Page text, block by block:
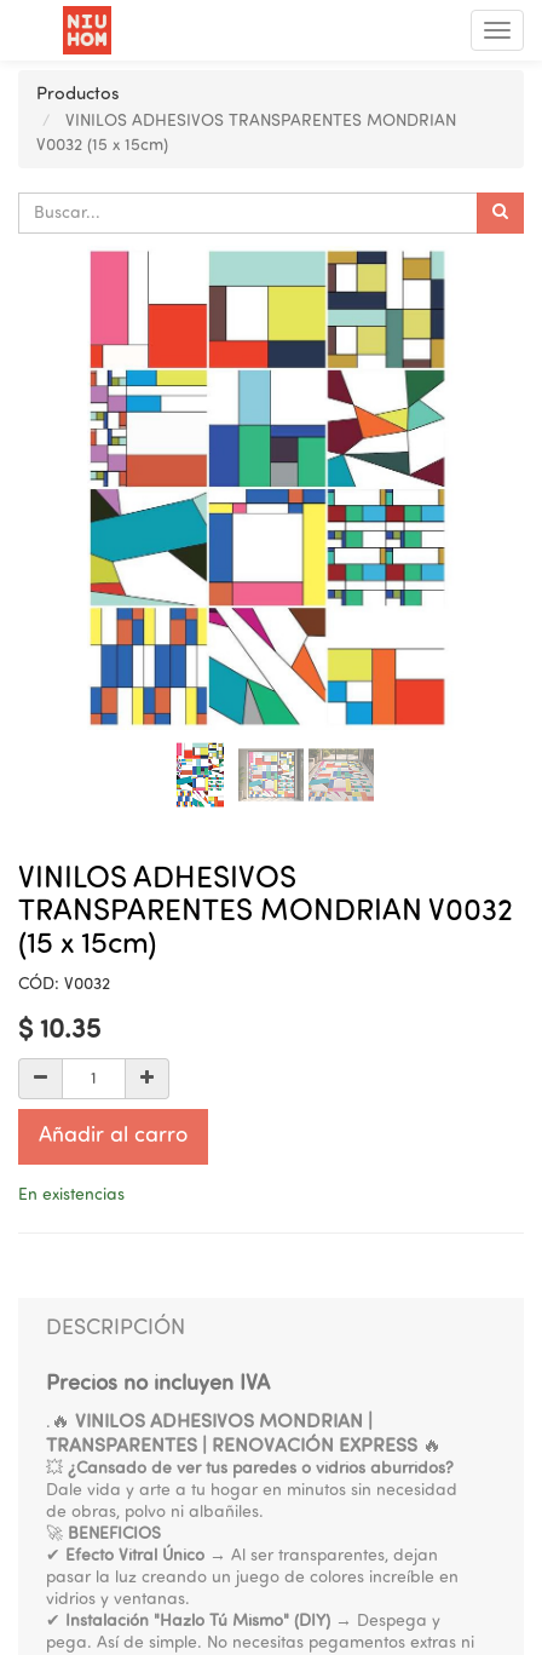
Menú
de
Productos
VINILOS ADHESIVOS TRANSPARENTES MONDRIAN
V0032 (15 x 15cm)
VINILOS ADHESIVOS
TRANSPARENTES MONDRIAN V0032
(15 x 15cm)
CÓD: V0032
$ 10.35
Añadir al carro
En existencias
DESCRIPCIÓN
Precios no incluyen IVA
. 🔥 VINILOS ADHESIVOS MONDRIAN |
TRANSPARENTES | RENOVACIÓN EXPRESS 🔥
💥 ¿Cansado de ver tus paredes o vidrios aburridos?
Dale vida y arte a tu hogar en minutos sin necesidad
de obras, polvo ni albañiles.
🚀 BENEFICIOS
✔ Efecto Vitral Único → Al ser transparentes, dejan
pasar la luz creando un juego de colores increíble en
vidrios y ventanas.
✔ Instalación "Hazlo Tú Mismo" (DIY) → Despega y
pega. Así de simple. No necesitas pegamentos extras ni